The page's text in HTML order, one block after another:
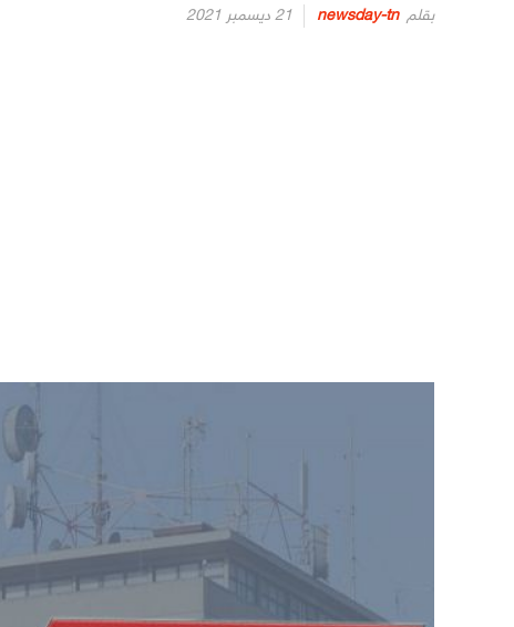
بقلم newsday-tn
Posted
21 ديسمبر 2021